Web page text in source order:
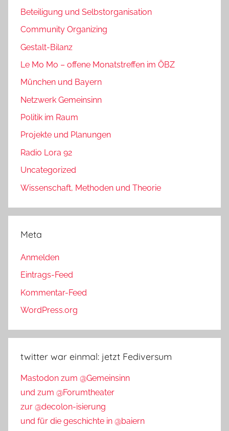
Beteiligung und Selbstorganisation
Community Organizing
Gestalt-Bilanz
Le Mo Mo – offene Monatstreffen im ÖBZ
München und Bayern
Netzwerk Gemeinsinn
Politik im Raum
Projekte und Planungen
Radio Lora 92
Uncategorized
Wissenschaft, Methoden und Theorie
Meta
Anmelden
Eintrags-Feed
Kommentar-Feed
WordPress.org
twitter war einmal: jetzt Fediversum
Mastodon zum @Gemeinsinn
und zum @Forumtheater
zur @decolon-isierung
und für die geschichte in @baiern